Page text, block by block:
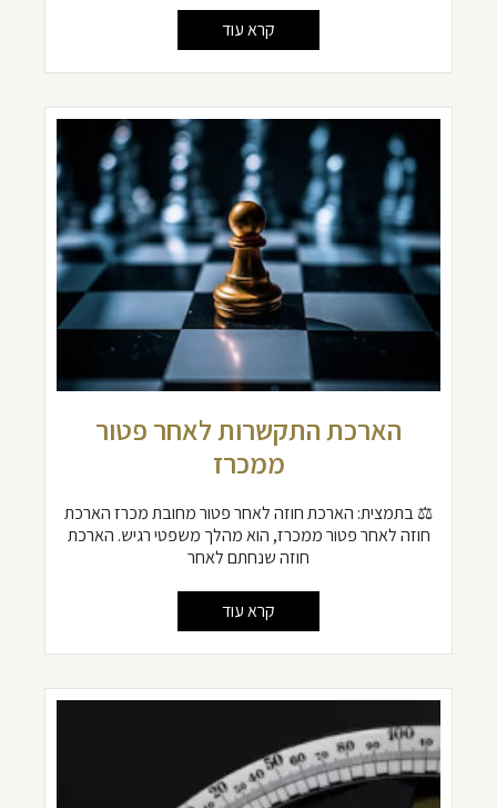
קרא עוד
הארכת התקשרות לאחר פטור
ממכרז
⚖️ בתמצית: הארכת חוזה לאחר פטור מחובת מכרז הארכת
חוזה לאחר פטור ממכרז, הוא מהלך משפטי רגיש. הארכת
חוזה שנחתם לאחר
קרא עוד